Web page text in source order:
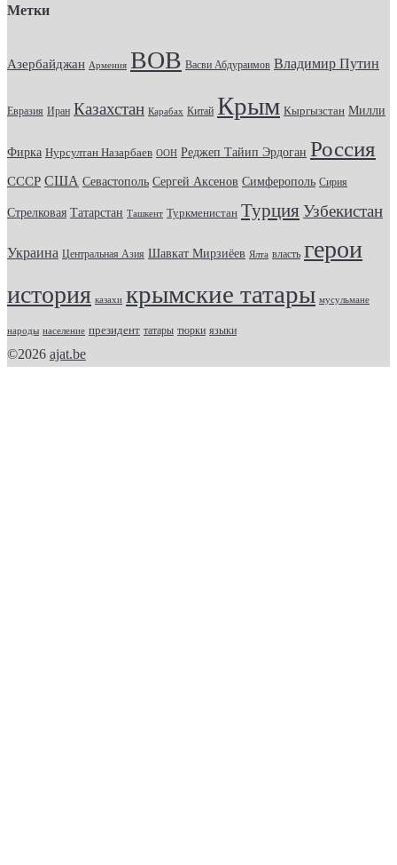
Метки
Азербайджан Армения ВОВ Васви Абдураимов Владимир Путин
Евразия Иран Казахстан Карабах Китай Крым Кыргызстан Милли
Фирка Нурсултан Назарбаев ООН Реджеп Тайип Эрдоган Россия
СССР США Севастополь Сергей Аксенов Симферополь Сирия
Стрелковая Татарстан Ташкент Туркменистан Турция Узбекистан
Украина Центральная Азия Шавкат Мирзиёев Ялта власть герои
история казахи крымские татары мусульмане
народы население президент татары тюрки языки
©2026 ajat.be